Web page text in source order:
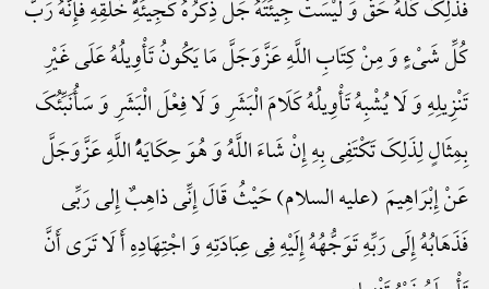
فَذَلِکَ کُلُّهُ حَقٌّ وَ لَیْسَتْ جِیئَتُهُ جَلَّ ذِکْرُهُ کَجِیئَهًِْ خَلْقِهِ فَإِنَّهُ رَبُّ
کُلِّ شَیْءٍ وَ مِنْ کِتَابِ اللَّهِ عَزَّوَجَلَّ مَا یَکُونُ تَأْوِیلُهُ عَلَی غَیْرِ
تَنْزِیلِهِ وَ لَا یُشْبِهُ تَأْوِیلُهُ کَلَامَ الْبَشَرِ وَ لَا فِعْلَ الْبَشَرِ وَ سَأُنَبِّئُکَ
بِمِثَالٍ لِذَلِکَ تَکْتَفِی بِهِ إِنْ شَاءَ اللَّهُ وَ هُوَ حِکَایَهًُْ اللَّهِ عَزَّوَجَلَّ
عَنْ إِبْرَاهِیمَ (علیه السلام) حَیْثُ قَالَ إِنِّی ذاهِبٌ إِلی رَبِّی
فَذَهَابُهُ إِلَی رَبِّهِ تَوَجُّهُهُ إِلَیْهِ فِی عِبَادَتِهِ وَ اجْتِهَادِهِ أَ لَا تَرَی أَنَّ